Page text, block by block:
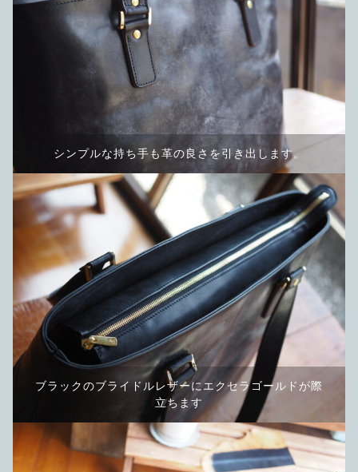
シンプルな持ち手も革の良さを引き出します。
ブラックのブライドルレザーにエクセラゴールドが際
立ちます